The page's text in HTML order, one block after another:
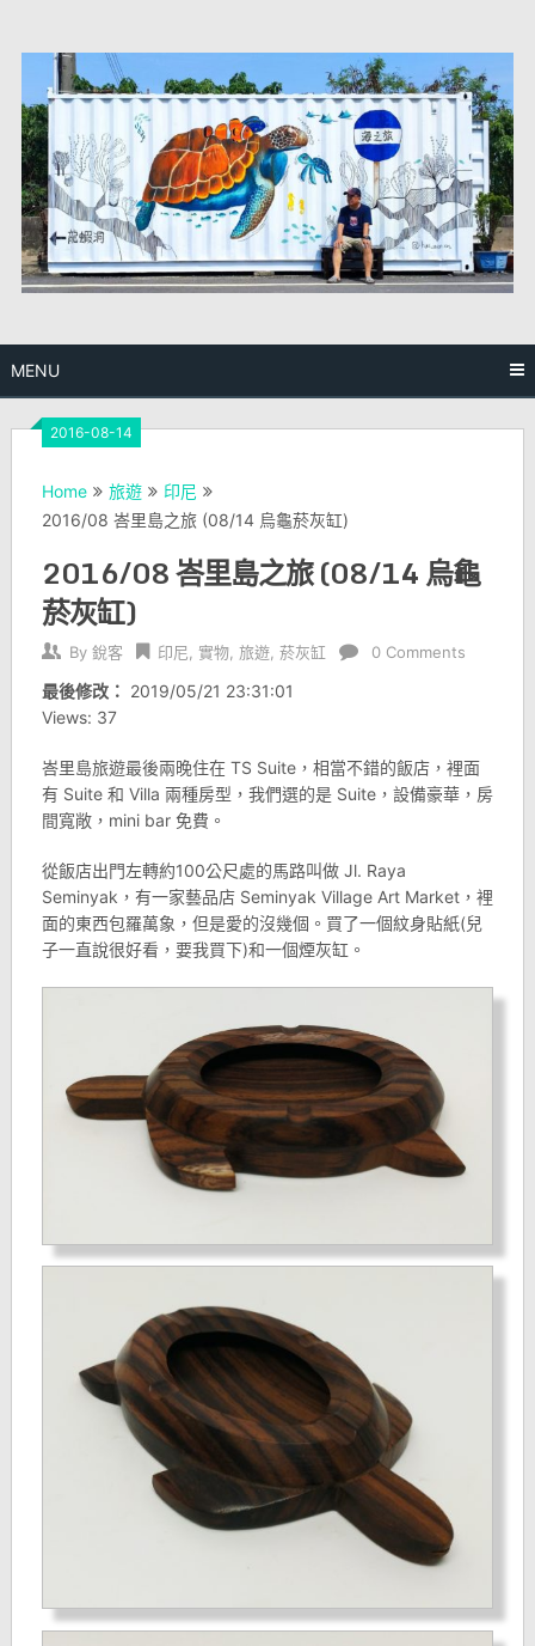
content
MENU
2016-08-14
Home 旅遊
印尼
2016/08 峇里島之旅 (08/14 烏龜菸灰缸)
2016/08 峇里島之旅 (08/14 烏龜
菸灰缸)
By 銳客 印尼 實物, 旅遊, 菸灰缸 0 Comments
最後修改： 2019/05/21 23:31:01
Views: 37
峇里島旅遊最後兩晚住在 TS Suite，相當不錯的飯店，裡面
有 Suite 和 Villa 兩種房型，我們選的是 Suite，設備豪華，房
間寬敞，mini bar 免費。
從飯店出門左轉約100公尺處的馬路叫做 Jl. Raya
Seminyak，有一家藝品店 Seminyak Village Art Market，裡
面的東西包羅萬象，但是愛的沒幾個。買了一個紋身貼紙(兒
子一直說很好看，要我買下)和一個煙灰缸。